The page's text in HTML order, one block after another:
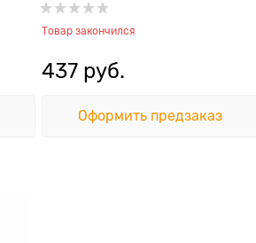
Товар закончился
437 руб.
Оформить предзаказ